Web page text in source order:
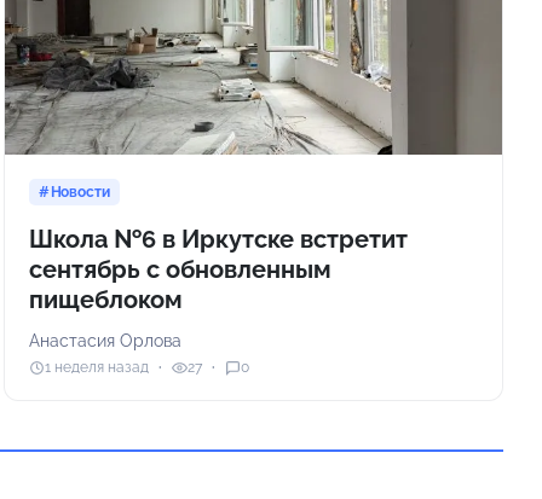
Новости
Школа №6 в Иркутске встретит
сентябрь с обновленным
пищеблоком
Анастасия Орлова
1 неделя назад 27 0